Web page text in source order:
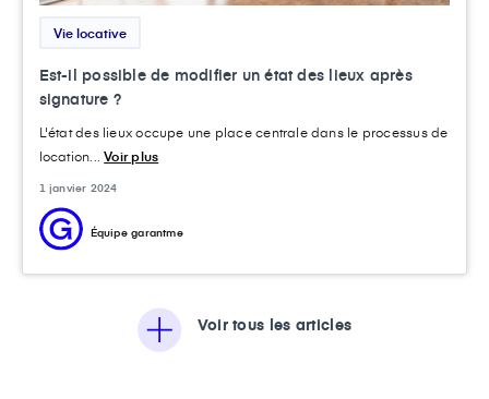
Vie locative
Est-il possible de modifier un état des lieux après
signature ?
L'état des lieux occupe une place centrale dans le processus de
location...Voir plus
1 janvier 2024
Équipe garantme
Voir tous les articles